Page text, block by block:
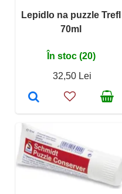
Lepidlo na puzzle Trefl
70ml
În stoc (20)
32,50 Lei